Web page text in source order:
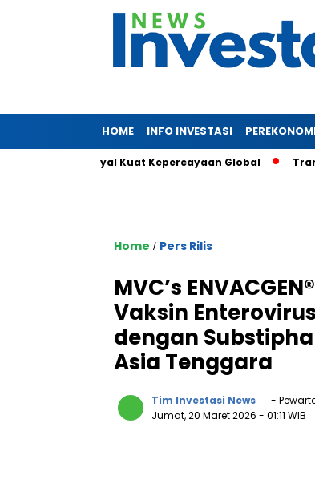
HOME INFO INVESTASI
Triliun, Sinyal Kuat Kepercayaan Global
Home / Pers Rilis
MVC’s
Vaksin
dengan
Asia Tenggara
Tim Investasi News
-
Jumat, 20 Maret 2026 - 01:11 WIB